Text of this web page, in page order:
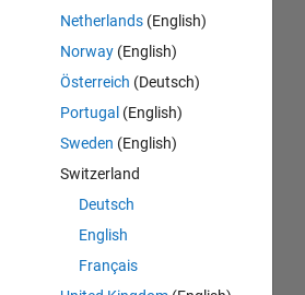
Netherlands(English)
Norway(English)
Österreich (Deutsch)
Portugal (English)
Sweden (English)
Switzerland
Deutsch
English
Français